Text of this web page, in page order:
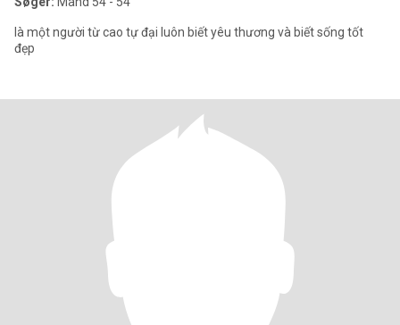
là một người từ cao tự đại luôn biết yêu thương và biết sống tốt
đẹp